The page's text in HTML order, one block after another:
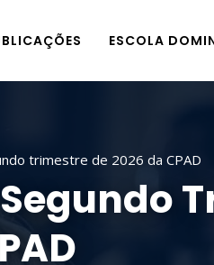
ESCOLA
trimestre de 2026 da CPAD